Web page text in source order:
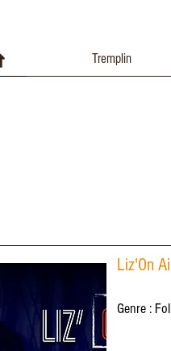
Tremplin
Liz'On
Genre :